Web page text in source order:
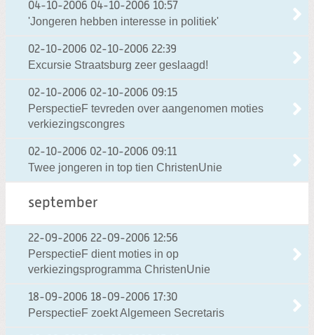
04-10-2006 04-10-2006 10:57
'Jongeren hebben interesse in politiek'
02-10-2006 02-10-2006 22:39
Excursie Straatsburg zeer geslaagd!
02-10-2006 02-10-2006 09:15
PerspectieF tevreden over aangenomen moties
verkiezingscongres
02-10-2006 02-10-2006 09:11
Twee jongeren in top tien ChristenUnie
september
22-09-2006 22-09-2006 12:56
PerspectieF dient moties in op
verkiezingsprogramma ChristenUnie
18-09-2006 18-09-2006 17:30
PerspectieF zoekt Algemeen Secretaris